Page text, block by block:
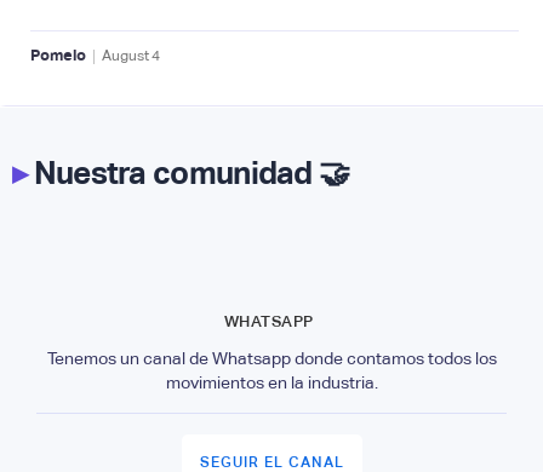
Pomelo | August4
▸Nuestra comunidad 🤝
WHATSAPP
Tenemos un canal de Whatsapp donde contamos todos los
movimientos en la industria.
SEGUIR EL CANAL